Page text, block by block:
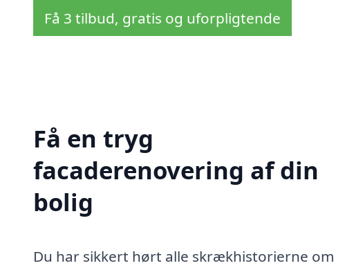
Få 3 tilbud, gratis og uforpligtende
Få en tryg
facaderenovering af din
bolig
Du har sikkert hørt alle skrækhistorierne om